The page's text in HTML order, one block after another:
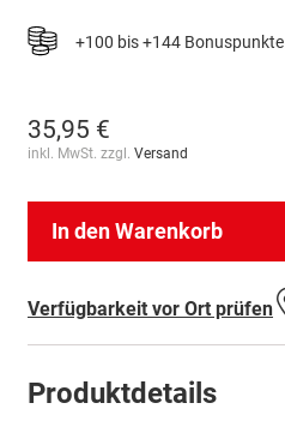
+100 bis +144 Bonuspunkte
35,95 €
inkl. MwSt. zzgl. Versand
In den Warenkorb
Verfügbarkeit vor Ort prüfen
Produktdetails